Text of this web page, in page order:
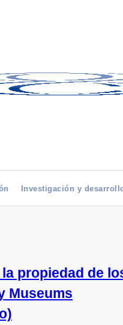
Investigación y
propiedad de
Museums